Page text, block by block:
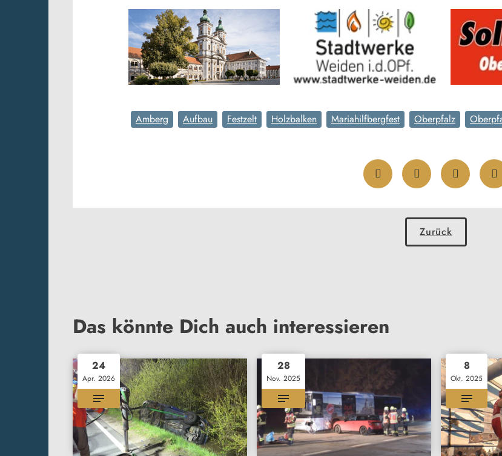
Amberg Aufbau Festzelt Holzbalken Mariahilfbergfest Oberpfalz
Zurück
Das könnte Dich auch interessieren
24
Apr. 2026
28
Nov. 2025
8
Okt. 2025